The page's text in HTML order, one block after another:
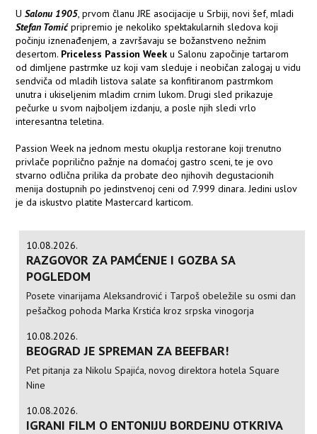
USalonu 1905, prvom članu JRE asocijacije u Srbiji, novi šef, mladi
Stefan Tomićpripremio je nekoliko spektakularnih sledova koji
počinju iznenađenjem, a završavaju se božanstveno nežnim
desertom. Priceless Passion Week u Salonu započinje tartarom
od dimljene pastrmke uz koji vam sleduje i neobičan zalogaj u vidu
sendviča od mladih listova salate sa konfitiranom pastrmkom
unutra i ukiseljenim mladim crnim lukom. Drugi sled prikazuje
pečurke u svom najboljem izdanju, a posle njih sledi vrlo
interesantna teletina.
Passion Week na jednom mestu okuplja restorane koji trenutno
privlače poprilično pažnje na domaćoj gastro sceni, te je ovo
stvarno odlična prilika da probate deo njihovih degustacionih
menija dostupnih po jedinstvenoj ceni od 7.999 dinara. Jedini uslov
je da iskustvo platite Mastercard karticom.
10.08.2026.
RAZGOVOR ZA PAMĆENJE I GOZBA SA
POGLEDOM
Posete vinarijama Aleksandrović i Tarpoš obeležile su osmi dan
pešačkog pohoda Marka Krstića kroz srpska vinogorja
10.08.2026.
BEOGRAD JE SPREMAN ZA BEEFBAR!
Pet pitanja za Nikolu Spajića, novog direktora hotela Square
Nine
10.08.2026.
IGRANI FILM O ENTONIJU BORDEJNU OTKRIVA